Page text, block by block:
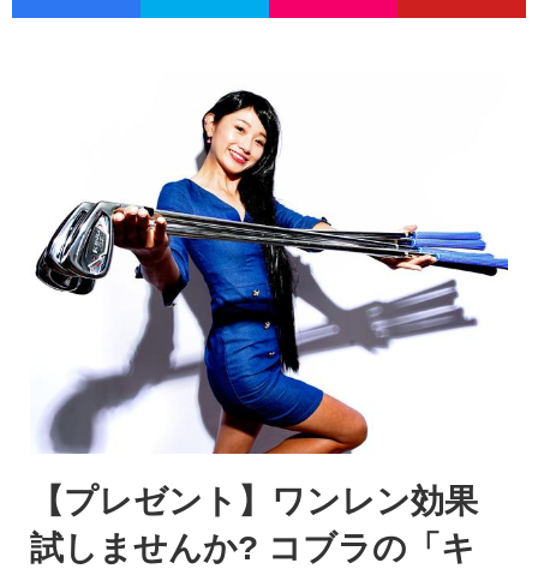
【プレゼント】ワンレン効果
試しませんか? コブラの「キ